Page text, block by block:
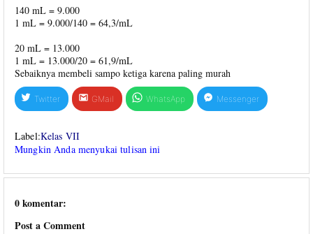
140 mL = 9.000
1 mL = 9.000/140 = 64,3/mL
20 mL = 13.000
1 mL = 13.000/20 = 61,9/mL
Sebaiknya membeli sampo ketiga karena paling murah
Twitter GMail WhatsApp Messenger
Label:Kelas VII
Mungkin Anda menyukai tulisan ini
0 komentar:
Post a Comment